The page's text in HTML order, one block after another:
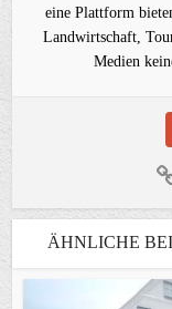
eine Plattform
Landwirtschaft,
Medien
ÄHNLICHE